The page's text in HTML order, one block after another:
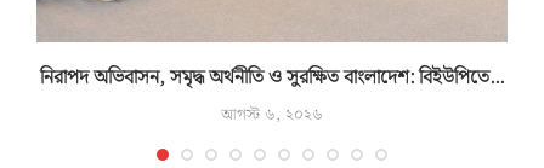
নিরাপদ অভিবাসন, সমৃদ্ধ অর্থনীতি ও সুরক্ষিত বাংলাদেশ: বিইউপিতে...
আগস্ট ৬, ২০২৬